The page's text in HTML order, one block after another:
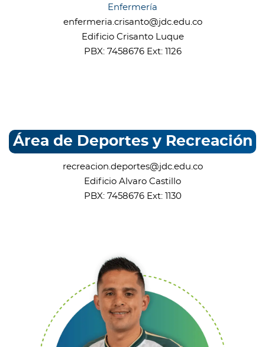
Enfermería
enfermeria.crisanto@jdc.edu.co
Edificio Crisanto Luque
PBX: 7458676 Ext: 1126
Área de Deportes y Recreación
recreacion.deportes@jdc.edu.co
Edificio Alvaro Castillo
PBX: 7458676 Ext: 1130